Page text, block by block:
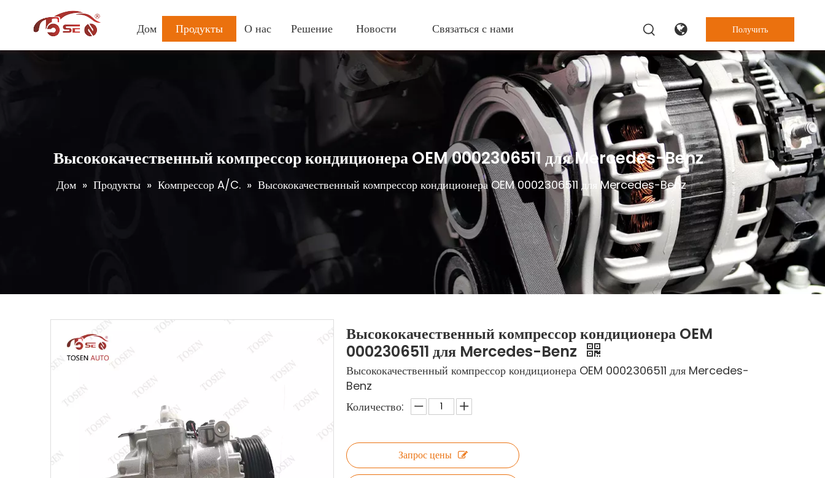
Дом Продукты О нас Решение Новости Связаться с нами
Получить
цену
Высококачественный компрессор кондиционера OEM 0002306511 для Mercedes-Benz
Дом » Продукты » Компрессор A/C. » Высококачественный компрессор кондиционера OEM 0002306511 для Mercedes-Benz
Высококачественный компрессор кондиционера OEM
0002306511 для Mercedes-Benz
Высококачественный компрессор кондиционера OEM 0002306511 для Mercedes-
Benz
Количество:
Запрос цены